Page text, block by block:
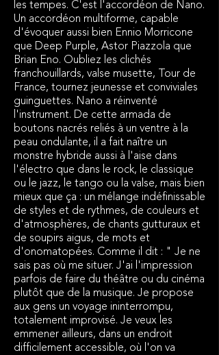
les tempes. C'est l'accordéon de Nano.
Un accordéon multiforme, capable
d'évoquer aussi bien Ennio Morricone
que Deep Purple, Astor Piazzola que
Brian Eno. Oubliez les clichés
franchouillards, valse musette, Tour de
France, tournez jeunesse et conviviales
guinguettes. Nano a réinventé
l'instrument. De cette armada de
boutons nacrés reliés à un ventre à la
peau ondulante, il a fait naître un
monstre hybride aussi à l'aise dans
l'électro que dans le rock, le classique
ou le jazz, le tango ou la valse, mais bien
mieux que ça : un mélange indéfinissable
de styles et de rythmes, de couleurs et
d'atmosphères, de chants gutturaux et
de soupirs aigus, de mots et
d'onomatopées. Comme il dit : " Je ne
sais pas où me situer. J'ai l'impression
parfois de faire du théâtre ou du cinéma
plutôt que de la musique. Je propose
aux gens un voyage ininterrompu,
totalement improvisé. Je veux les
emmener ailleurs, dans un endroit
difficilement accessible, où l'on va